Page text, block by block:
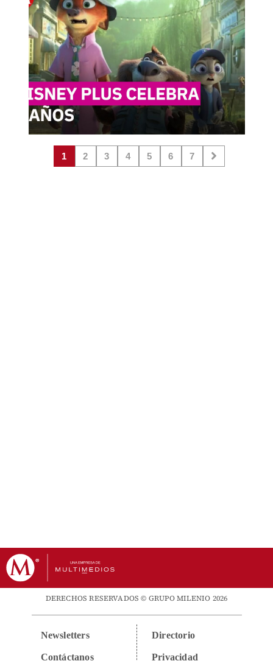
1 2 3 4 5 6 7
DERECHOS RESERVADOS © GRUPO MILENIO 2026
Newsletters
Contáctanos
Directorio
Privacidad